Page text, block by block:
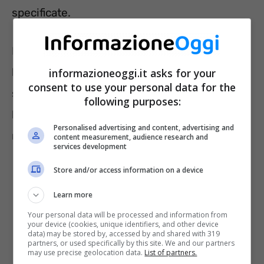
specificate.
L’interessato, quindi, dovrà indicare soltanto
lo stato civile (e gli estremi dell’eventuale
sentenza di separazione o divorzio) e
l’eventuale cittadinanza extracomunitaria e il
relativo titolo di soggiorno.
informazioneoggi.it asks for your
consent to use your personal data for the
following purposes:
Personalised advertising and content, advertising and
content measurement, audience research and
services development
Store and/or access information on a device
Learn more
Your personal data will be processed and information from
your device (cookies, unique identifiers, and other device
data) may be stored by, accessed by and shared with 319
partners, or used specifically by this site. We and our partners
may use precise geolocation data. List of partners.